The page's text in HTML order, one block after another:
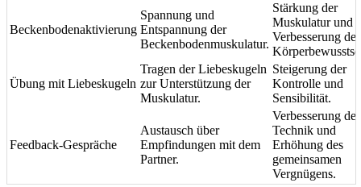
Beckenbodenaktivierung
Spannung und
Entspannung der
Beckenbodenmuskulatur.
Stärkung der
Muskulatur und
Verbesserung des
Übung mit Liebeskugeln
Tragen der Liebeskugeln
zur Unterstützung der
Muskulatur.
Steigerung der
Kontrolle und
Sensibilität.
Feedback-Gespräche
Austausch über
Empfindungen mit dem
Partner.
Verbesserung der
Technik und
Erhöhung des
gemeinsamen
Vergnügens.